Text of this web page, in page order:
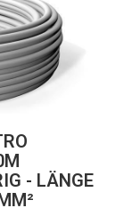
- LÄNGE